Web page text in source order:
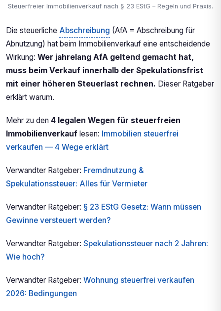
Steuerfreier Immobilienverkauf nach § 23 EStG – Regeln und Praxis.
Die steuerliche Abschreibung (AfA = Abschreibung für
Abnutzung) hat beim Immobilienverkauf eine entscheidende
Wirkung: Wer jahrelang AfA geltend gemacht hat,
muss beim Verkauf innerhalb der Spekulationsfrist
mit einer höheren Steuerlast rechnen. Dieser Ratgeber
erklärt warum.
Mehr zu den 4 legalen Wegen für steuerfreien
Immobilienverkauf lesen: Immobilien steuerfrei
verkaufen — 4 Wege erklärt
Verwandter Ratgeber: Fremdnutzung &
Spekulationssteuer: Alles für Vermieter
Verwandter Ratgeber: § 23 EStG Gesetz: Wann müssen
Gewinne versteuert werden?
Verwandter Ratgeber: Spekulationssteuer nach 2 Jahren:
Wie hoch?
Verwandter Ratgeber: Wohnung steuerfrei verkaufen
2026: Bedingungen